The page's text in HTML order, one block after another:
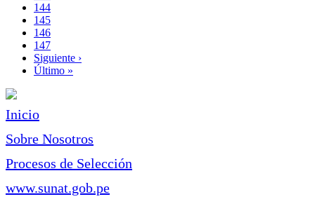
actual
Page
144
Page
145
Page
146
Page
147
Siguiente
página
Siguiente ›
Última
Último »
Inicio
Sobre Nosotros
Procesos de Selección
www.sunat.gob.pe